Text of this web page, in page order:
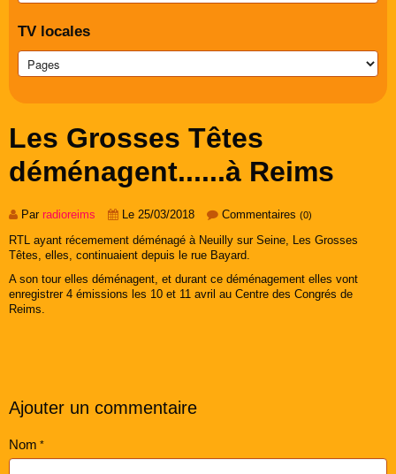
TV locales
Les Grosses Têtes
déménagent......à Reims
Par radioreims Le 25/03/2018 Commentaires (0)
RTL ayant récemement déménagé à Neuilly sur Seine, Les Grosses
Têtes, elles, continuaient depuis le rue Bayard.
A son tour elles déménagent, et durant ce déménagement elles vont
enregistrer 4 émissions les 10 et 11 avril au Centre des Congrés de
Reims.
Ajouter un commentaire
Nom